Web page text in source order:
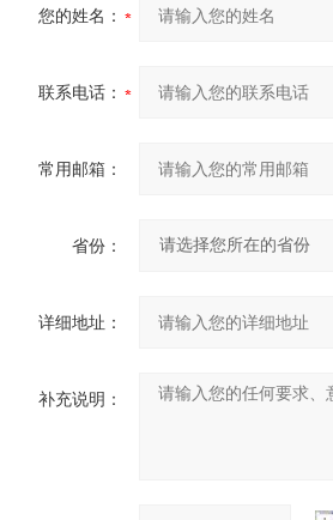
您的姓名：
联系电话：
常用邮箱：
省份：
详细地址：
补充说明：